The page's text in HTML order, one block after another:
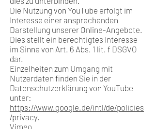
Die Nutzung von YouTube erfolgt im
Interesse einer ansprechenden
Darstellung unserer Online-Angebote.
Dies stellt ein berechtigtes Interesse
im Sinne von Art. 6 Abs. 1 lit. f DSGVO
dar.
Einzelheiten zum Umgang mit
Nutzerdaten finden Sie in der
Datenschutzerklärung von YouTube
unter:
https://www.google.de/intl/de/policies
/privacy.
Vimeo